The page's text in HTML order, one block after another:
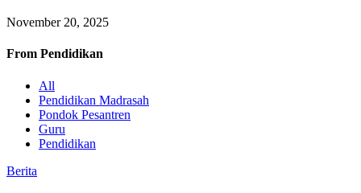
November 20, 2025
From Pendidikan
All
Pendidikan Madrasah
Pondok Pesantren
Guru
Pendidikan
Berita